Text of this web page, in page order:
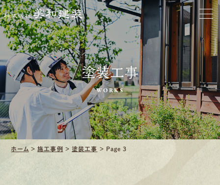
口コミ・レビュー紹介
会社案内
採用情報
募集要項
先輩インタビュー
塗装工事
WORKS
ホーム >施工事例 >塗装工事 > Page 3